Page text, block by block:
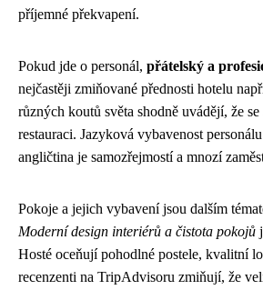
příjemné překvapení.
Pokud jde o personál, přátelský a
nejčastěji zmiňované přednosti hotelu
různých koutů světa shodně uvádějí, že
restauraci. Jazyková vybavenost
angličtina je samozřejmostí a mnozí
Pokoje a jejich vybavení jsou dalším
Moderní design interiérů a čistota pokojů
Hosté oceňují pohodlné postele, kvalitní
recenzenti na TripAdvisoru zmiňují, že